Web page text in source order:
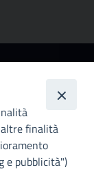
altre finalità
e pubblicità")